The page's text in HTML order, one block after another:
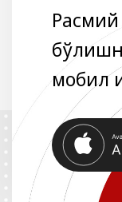
мобил